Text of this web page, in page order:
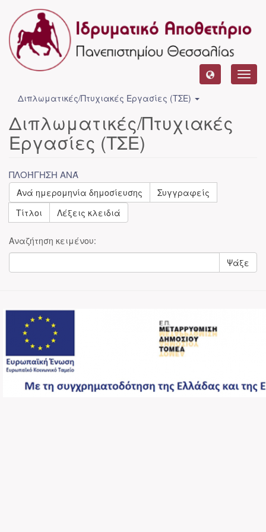
Διπλωματικές/Πτυχιακές Εργασίες (ΤΣΕ)
Διπλωματικές/Πτυχιακές
Εργασίες (ΤΣΕ)
ΠΛΟΉΓΗΣΗ ΑΝΆ
Ανά ημερομηνία δημοσίευσης
Συγγραφείς
Τίτλοι
Λέξεις κλειδιά
Αναζήτηση κειμένου:
Ψάξε